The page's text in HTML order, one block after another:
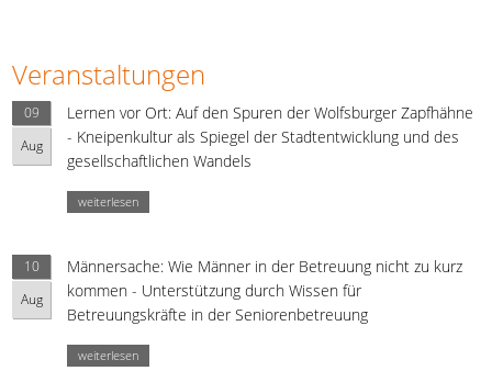
Veranstaltungen
09
Aug
Lernen vor Ort: Auf den Spuren der Wolfsburger Zapfhähne
- Kneipenkultur als Spiegel der Stadtentwicklung und des
gesellschaftlichen Wandels
weiterlesen
10
Aug
Männersache: Wie Männer in der Betreuung nicht zu kurz
kommen - Unterstützung durch Wissen für
Betreuungskräfte in der Seniorenbetreuung
weiterlesen